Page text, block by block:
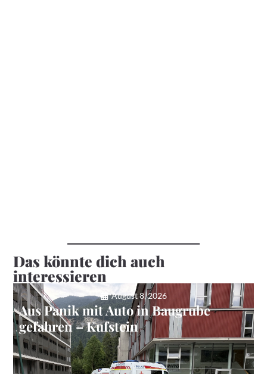
Das könnte dich auch
interessieren
August 8, 2026
Aus Panik mit Auto in Baugrube
gefahren – Kufstein